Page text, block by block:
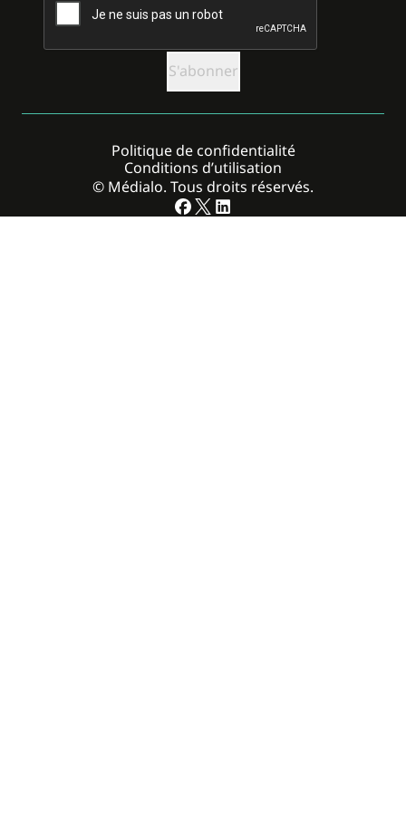
© Médialo. Tous droits réservés.
Politique de confidentialité
Conditions d’utilisation